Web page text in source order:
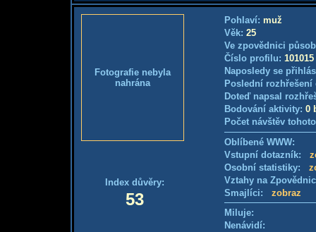
Fotografie nebyla
nahrána
Index důvěry:
53
Pohlaví: muž
Věk: 25
Ve zpovědnici
Číslo profilu: 101015
Naposledy se
Poslední
Doteď napsal
Bodování aktivity: 0
Počet návštěv
Oblíbené WWW:
Vstupní dotazník:
Osobní statistiky:
Vztahy na
Smajlíci: zobraz
Miluje:
Nenávidí: